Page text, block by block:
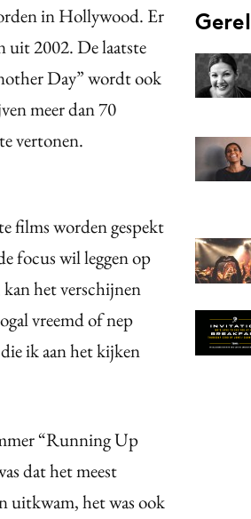
in Hollywood. Er
uit 2002. De laatste
Day” wordt ook
meer dan 70
vertonen.
films worden gespekt
focus wil leggen op
het verschijnen
vreemd of nep
ik aan het kijken
“Running Up
dat het meest
uitkwam, het was ook